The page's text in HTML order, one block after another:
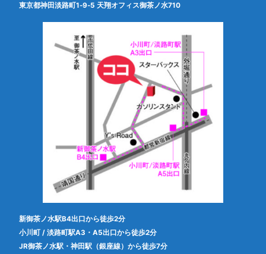
東京都神田淡路町1-9-5 天翔オフィス御茶ノ水710
新御茶ノ水駅B4出口から徒歩2分
小川町 / 淡路町駅A3・A5出口から徒歩2分
JR御茶ノ水駅・神田駅（銀座線）から徒歩7分